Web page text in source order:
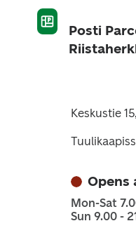
Posti
Keskustie
Opens
Mon-Sat
Sun 9.00 -